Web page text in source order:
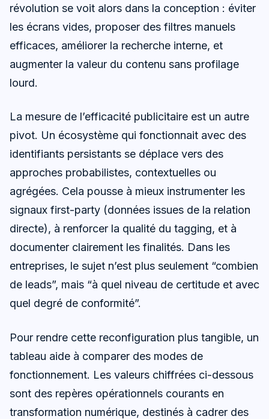
révolution se voit alors dans la conception : éviter
les écrans vides, proposer des filtres manuels
efficaces, améliorer la recherche interne, et
augmenter la valeur du contenu sans profilage
lourd.
La mesure de l’efficacité publicitaire est un autre
pivot. Un écosystème qui fonctionnait avec des
identifiants persistants se déplace vers des
approches probabilistes, contextuelles ou
agrégées. Cela pousse à mieux instrumenter les
signaux first-party (données issues de la relation
directe), à renforcer la qualité du tagging, et à
documenter clairement les finalités. Dans les
entreprises, le sujet n’est plus seulement “combien
de leads”, mais “à quel niveau de certitude et avec
quel degré de conformité”.
Pour rendre cette reconfiguration plus tangible, un
tableau aide à comparer des modes de
fonctionnement. Les valeurs chiffrées ci-dessous
sont des repères opérationnels courants en
transformation numérique, destinés à cadrer des